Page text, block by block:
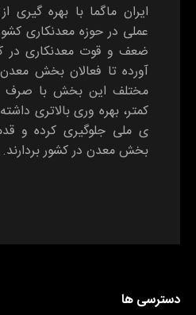
ایران ماگما با بهره گیری
عملی در حوزه معدنکاری
ضعف و قوت معدنکاری در
آورده تا فعالان بخش
مختلف این بخش با صرف
کمتر، بهره وری بالاتری
ی ملی جلوگیری کرده و
بخش معدن در کشور بردارند.
دسترسی ها